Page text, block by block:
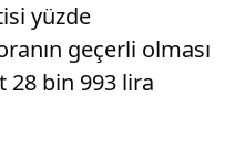
yüzde
geçerli olması
28 bin 993 lira